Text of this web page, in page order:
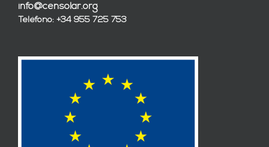
info@censolar.org
Teléfono: +34 955 725 753